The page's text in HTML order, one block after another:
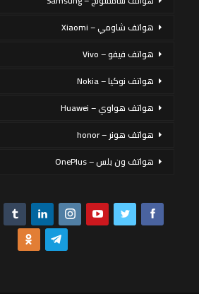
هواتف شاومي – Xiaomi
هواتف فيفو – Vivo
هواتف نوكيا – Nokia
هواتف هواوي – Huawei
هواتف هونر – honor
هواتف ون بلس – OnePlus